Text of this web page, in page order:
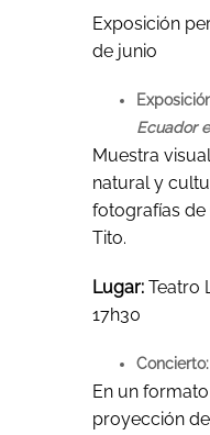
Exposición
de junio
Ecuador
Muestra
natural y
fotografías de
Tito.
Lugar: Teatro
17h30
Concierto:
En un
proyección